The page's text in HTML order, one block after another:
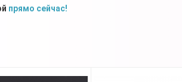
прямо сейчас!